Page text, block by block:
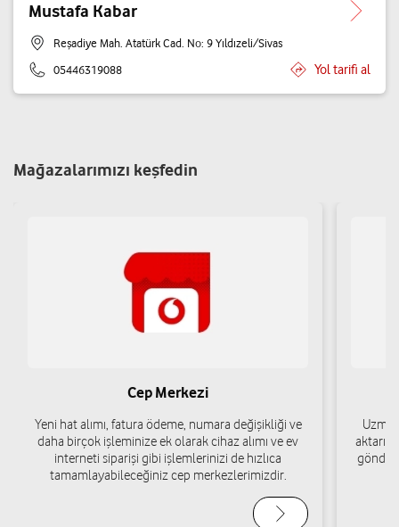
Mustafa Kabar
Reşadiye Mah. Atatürk Cad. No: 9 Yıldızeli/Sivas
05446319088
Yol tarifi al
Mağazalarımızı keşfedin
Cep Merkezi
Yeni hat alımı, fatura ödeme, numara değişikliği ve
daha birçok işleminize ek olarak cihaz alımı ve ev
interneti siparişi gibi işlemlerinizi de hızlıca
tamamlayabileceğiniz cep merkezlerimizdir.